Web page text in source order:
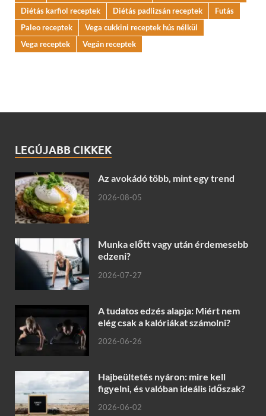
Diétás karfiol receptek
Diétás padlizsán receptek
Futás
Paleo receptek
Vega cukkini receptek hús nélkül
Vega receptek
Vegán receptek
LEGÚJABB CIKKEK
Az avokádó több, mint egy trend
2026-08-05
Munka előtt vagy után érdemesebb
edzeni?
2026-07-27
A tudatos edzés alapja: Miért nem
elég csak a kalóriákat számolni?
2026-06-26
Hajbeültetés nyáron: mire kell
figyelni, és valóban ideális időszak?
2026-06-02